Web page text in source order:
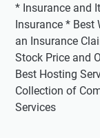
* Insurance and
Insurance * Best
an Insurance
Stock Price and
Best Hosting
Collection of
Services